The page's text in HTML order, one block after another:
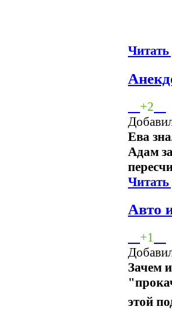
+2
Ева
Адам
Авто
+1
Зачем
этой